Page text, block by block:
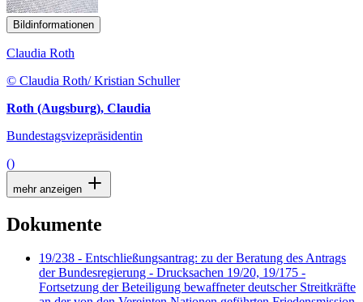
Bildinformationen
Claudia Roth
© Claudia Roth/ Kristian Schuller
Roth (Augsburg), Claudia
Bundestagsvizepräsidentin
()
mehr anzeigen
Dokumente
19/238 - Entschließungsantrag: zu der Beratung des Antrags
der Bundesregierung - Drucksachen 19/20, 19/175 -
Fortsetzung der Beteiligung bewaffneter deutscher Streitkräfte